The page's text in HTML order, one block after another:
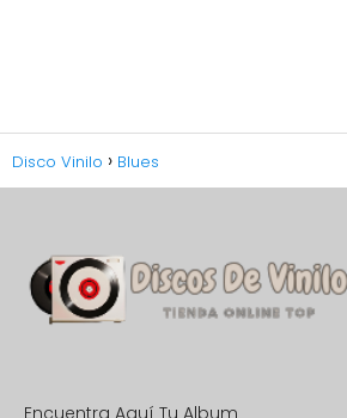
Disco Vinilo Blues
Encuentra Aquí Tu Album